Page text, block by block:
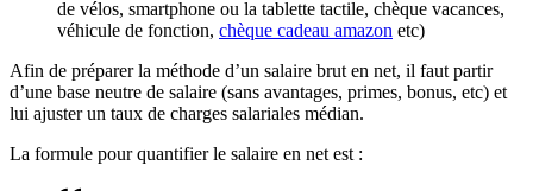
de vélos, smartphone ou la tablette tactile, chèque vacances,
véhicule de fonction, chèque cadeau amazon etc)
Afin de préparer la méthode d’un salaire brut en net, il faut partir
d’une base neutre de salaire (sans avantages, primes, bonus, etc) et
lui ajuster un taux de charges salariales médian.
La formule pour quantifier le salaire en net est :